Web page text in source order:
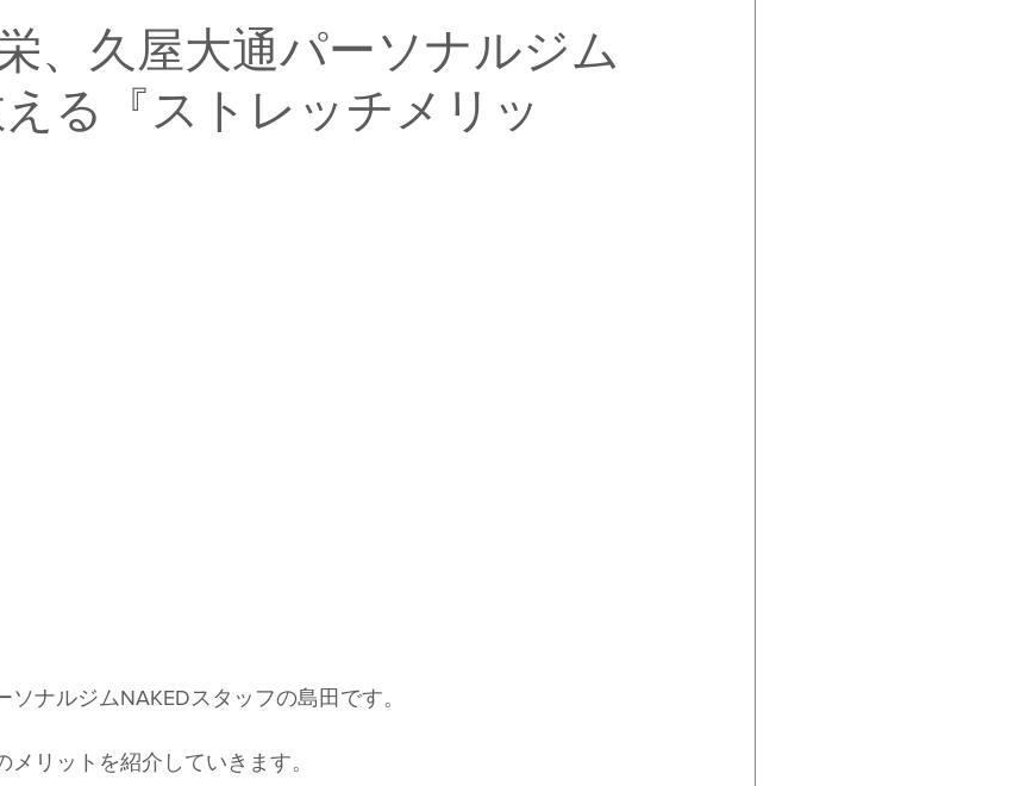
、久屋大通パーソナルジム
える『ストレッチメリッ
ナルジムNAKEDスタッフの島田です。
リットを紹介していきます。